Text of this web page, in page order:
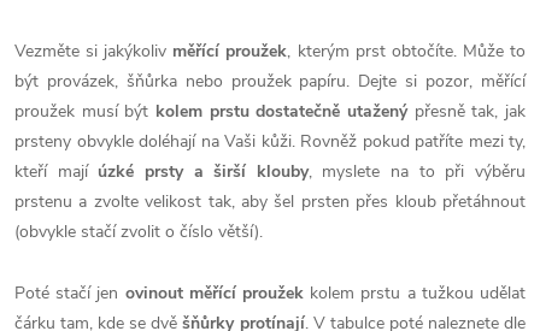
Vezměte si jakýkoliv měřící proužek, kterým prst obtočíte. Může to
být provázek, šňůrka nebo proužek papíru. Dejte si pozor, měřící
proužek musí být kolem prstu dostatečně utaženýpřesně tak, jak
prsteny obvykle doléhají na Vaši kůži. Rovněž pokud patříte mezi ty,
kteří mají úzké prsty a širší klouby, myslete na to při výběru
prstenu a zvolte velikost tak, aby šel prsten přes kloub přetáhnout
(obvykle stačí zvolit o číslo větší).
Poté stačí jen ovinout měřící proužek kolem prstu a tužkou udělat
čárku tam, kde se dvěšňůrky protínají. V tabulce poté naleznete dle